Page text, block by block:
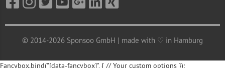
© 2014-2026 Sponsoo GmbH | made with ♡ in Hamburg
Fancybox.bind("[data-fancybox]", { // Your custom options });